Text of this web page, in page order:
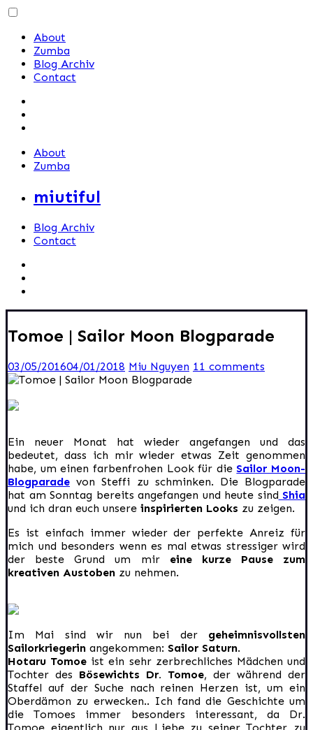
Skip
contentAbout
Zumba
Blog Archiv
Contact
About
Zumba
miutiful
Blog Archiv
Contact
Tomoe | Sailor Moon Blogparade
03/05/201604/01/2018 Miu Nguyen 11 comments
Ein neuer Monat hat wieder angefangen und das
bedeutet, dass ich mir wieder etwas Zeit genommen
habe, um einen farbenfrohen Look für die Sailor Moon-
Blogparade von Steffi zu schminken. Die Blogparade
hat am Sonntag bereits angefangen und heute sind Shia
und ich dran euch unsere inspirierten Looks zu zeigen.
Es ist einfach immer wieder der perfekte Anreiz für
mich und besonders wenn es mal etwas stressiger wird
der beste Grund um mireine kurze Pause zum
kreativen Austoben zu nehmen.
Im Mai sind wir nun bei der geheimnisvollsten
Sailorkriegerin angekommen: Sailor Saturn.
Hotaru Tomoe ist ein sehr zerbrechliches Mädchen und
Tochter des Bösewichts Dr. Tomoe, der während der
Staffel auf der Suche nach reinen Herzen ist, um ein
Oberdämon zu erwecken.. Ich fand die Geschichte um
die Tomoes immer besonders interessant, da Dr.
Tomoe eigentlich nur aus Liebe zu seiner Tochter zu